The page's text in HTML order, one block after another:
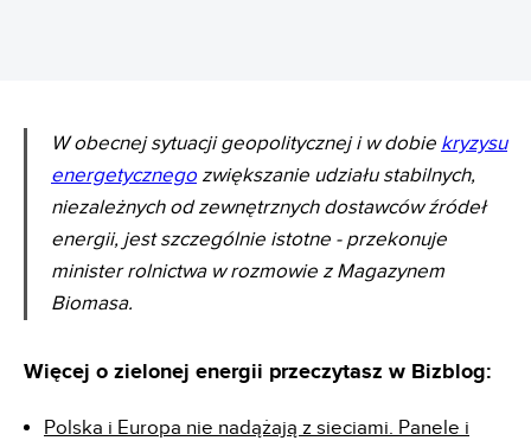
W obecnej sytuacji geopolitycznej i w dobie kryzysu
energetycznego zwiększanie udziału stabilnych,
niezależnych od zewnętrznych dostawców źródeł
energii, jest szczególnie istotne - przekonuje
minister rolnictwa w rozmowie z Magazynem
Biomasa.
Więcej o zielonej energii przeczytasz w Bizblog:
Polska i Europa nie nadążają z sieciami. Panele i